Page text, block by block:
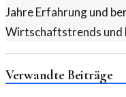
Jahre Erfahrung und
Wirtschaftstrends und
Verwandte Beiträge